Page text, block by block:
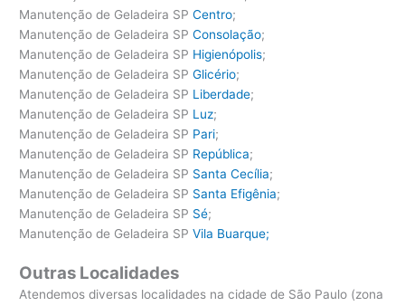
Manutenção de Geladeira SPCentro;
Manutenção de Geladeira SPConsolação;
Manutenção de Geladeira SP Higienópolis;
Manutenção de Geladeira SPGlicério;
Manutenção de Geladeira SP Liberdade;
Manutenção de Geladeira SP Luz;
Manutenção de Geladeira SP Pari;
Manutenção de Geladeira SP República;
Manutenção de Geladeira SP Santa Cecília;
Manutenção de Geladeira SP Santa Efigênia;
Manutenção de Geladeira SP Sé;
Manutenção de Geladeira SPVila Buarque;
Outras Localidades
Atendemos diversas localidades na cidade de São Paulo (zona